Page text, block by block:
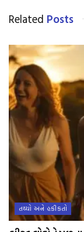
Related Posts
તથ્યો અને હકીકતો